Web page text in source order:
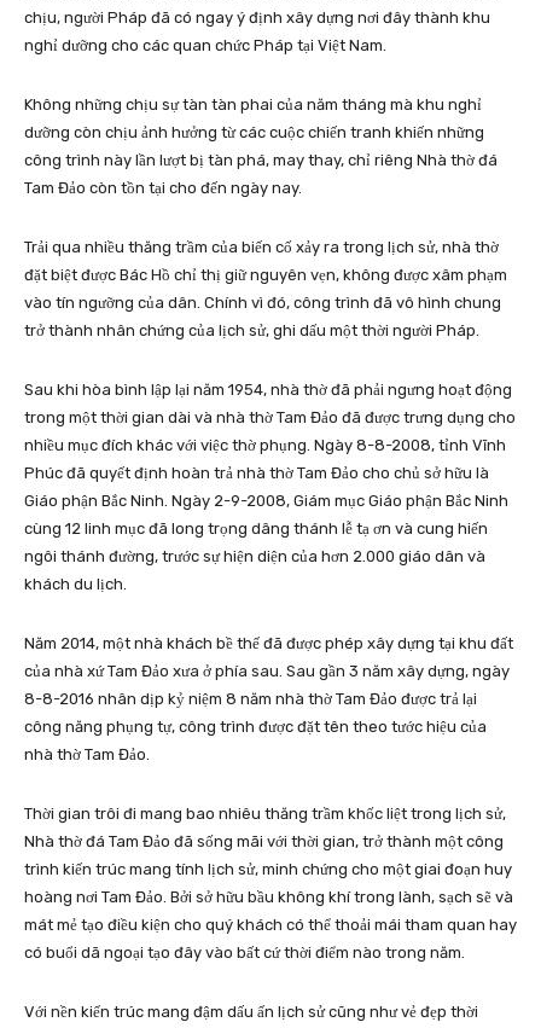
chịu, người Pháp đã có ngay ý định xây dựng nơi đây thành khu
nghỉ dưỡng cho các quan chức Pháp tại Việt Nam.
Không những chịu sự tàn tàn phai của năm tháng mà khu nghỉ
dưỡng còn chịu ảnh hưởng từ các cuộc chiến tranh khiến những
công trình này lần lượt bị tàn phá, may thay, chỉ riêng Nhà thờ đá
Tam Đảo còn tồn tại cho đến ngày nay.
Trải qua nhiều thăng trầm của biến cố xảy ra trong lịch sử, nhà thờ
đặt biệt được Bác Hồ chỉ thị giữ nguyên vẹn, không được xâm phạm
vào tín ngưỡng của dân. Chính vì đó, công trình đã vô hình chung
trở thành nhân chứng của lịch sử, ghi dấu một thời người Pháp.
Sau khi hòa bình lập lại năm 1954, nhà thờ đã phải ngưng hoạt động
trong một thời gian dài và nhà thờ Tam Đảo đã được trưng dụng cho
nhiều mục đích khác với việc thờ phụng. Ngày 8-8-2008, tỉnh Vĩnh
Phúc đã quyết định hoàn trả nhà thờ Tam Đảo cho chủ sở hữu là
Giáo phận Bắc Ninh. Ngày 2-9-2008, Giám mục Giáo phận Bắc Ninh
cùng 12 linh mục đã long trọng dâng thánh lễ tạ ơn và cung hiến
ngôi thánh đường, trước sự hiện diện của hơn 2.000 giáo dân và
khách du lịch.
Năm 2014, một nhà khách bề thế đã được phép xây dựng tại khu đất
của nhà xứ Tam Đảo xưa ở phía sau. Sau gần 3 năm xây dựng, ngày
8-8-2016 nhân dịp kỷ niệm 8 năm nhà thờ Tam Đảo được trả lại
công năng phụng tự, công trình được đặt tên theo tước hiệu của
nhà thờ Tam Đảo.
Thời gian trôi đi mang bao nhiêu thăng trầm khốc liệt trong lịch sử,
Nhà thờ đá Tam Đảo đã sống mãi với thời gian, trở thành một công
trình kiến trúc mang tính lịch sử, minh chứng cho một giai đoạn huy
hoàng nơi Tam Đảo. Bởi sở hữu bầu không khí trong lành, sạch sẽ và
mát mẻ tạo điều kiện cho quý khách có thể thoải mái tham quan hay
có buổi dã ngoại tạo đây vào bất cứ thời điểm nào trong năm.
Với nền kiến trúc mang đậm dấu ấn lịch sử cũng như vẻ đẹp thời